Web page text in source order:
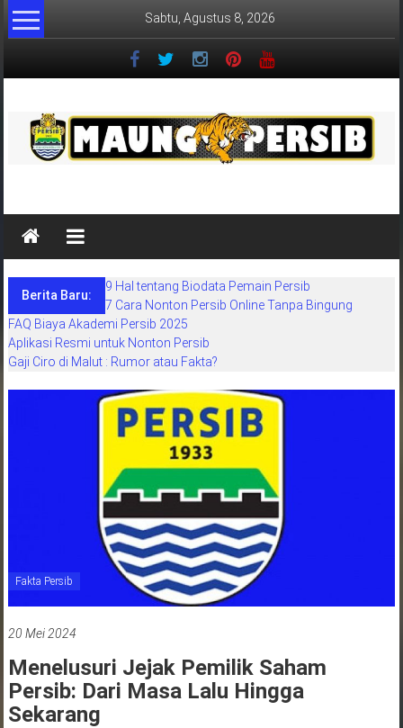
Lompat
ke
Sabtu, Agustus 8, 2026
Maung
Persib
situs
berita
khusus
sepakbola
Berita Baru:
9 Hal tentang Biodata Pemain Persib
7 Cara Nonton Persib Online Tanpa Bingung
FAQ Biaya Akademi Persib 2025
Aplikasi Resmi untuk Nonton Persib
Gaji Ciro di Malut : Rumor atau Fakta?
Fakta Persib
20 Mei 2024
Menelusuri Jejak Pemilik Saham
Persib: Dari Masa Lalu Hingga
Sekarang